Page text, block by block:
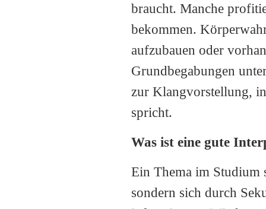
braucht. Manche
bekommen.
aufzubauen oder
Grundbegabungen
zur Klangvorstellung,
spricht.
Was ist eine gute
Ein Thema im Studium
sondern sich durch